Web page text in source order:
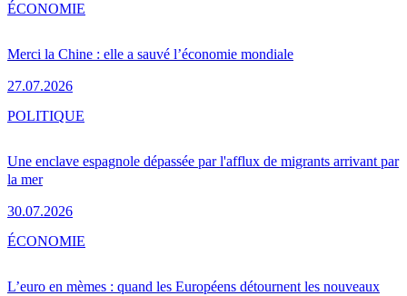
Merci la Chine : elle a sauvé l’économie mondiale
27.07.2026
ÉCONOMIE
Une enclave espagnole dépassée par l'afflux de migrants arrivant par
la mer
30.07.2026
POLITIQUE
L’euro en mèmes : quand les Européens détournent les nouveaux
ÉCONOMIE